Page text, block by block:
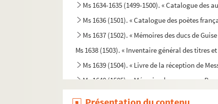
Ms 1634-1635 (1499-1500). « Catalogue des
Ms 1636 (1501). « Catalogue des poètes
Ms 1637 (1502). « Mémoires des ducs de Guise
Ms 1638 (1503). « Inventaire général des titres
Ms 1639 (1504). « Livre de la réception de
Ms 1640 (1505). « Mémoire des nouveaux